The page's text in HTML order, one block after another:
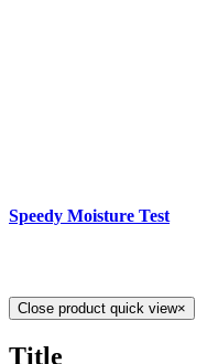
Speedy Moisture Test
Close product quick view×
Title